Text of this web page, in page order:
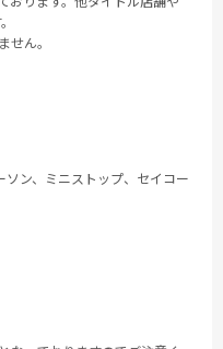
せん。
ソン、ミニストップ、セイコー